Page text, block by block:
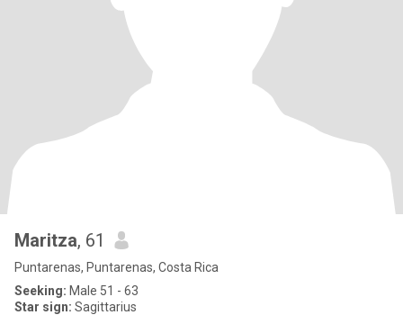
Maritza, 61
Puntarenas, Puntarenas, Costa Rica
Seeking: Male 51 - 63
Star sign: Sagittarius